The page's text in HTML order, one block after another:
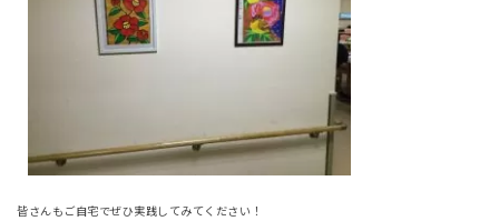
皆さんもご自宅でぜひ実践してみてください！